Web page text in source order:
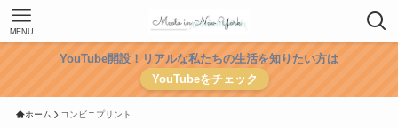
MENU
YouTube開設！リアルな私たちの生活を知りたい方は
YouTubeをチェック
ホーム コンビニプリント